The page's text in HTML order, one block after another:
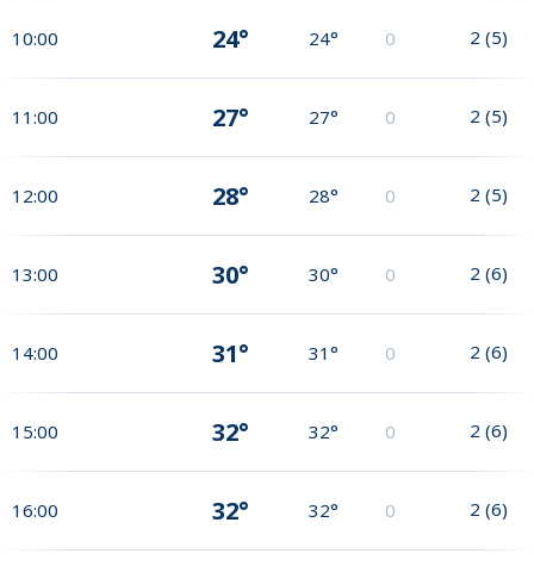
10:00 24° 24° 0 2 (5)
11:00 27° 27° 0 2 (5)
12:00 28° 28° 0 2 (5)
13:00 30° 30° 0 2 (6)
14:00 31° 31° 0 2 (6)
15:00 32° 32° 0 2 (6)
16:00 32° 32° 0 2 (6)